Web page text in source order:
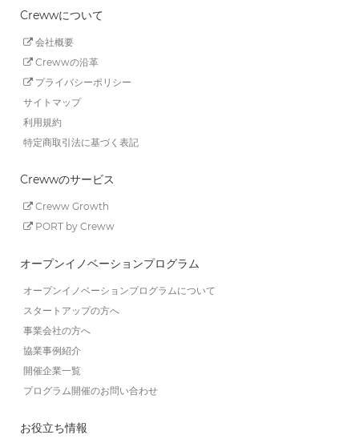
Crewwについて
会社概要
Crewwの沿革
プライバシーポリシー
サイトマップ
利用規約
特定商取引法に基づく表記
Crewwのサービス
Creww Growth
PORT by Creww
オープンイノベーションプログラム
オープンイノベーションプログラムについて
スタートアップの方へ
事業会社の方へ
協業事例紹介
開催企業一覧
プログラム開催のお問い合わせ
お役立ち情報